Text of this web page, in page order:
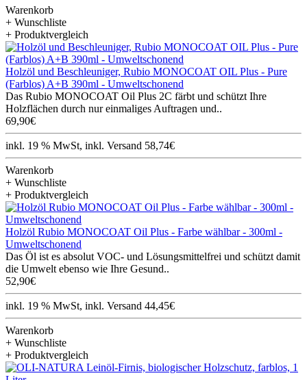
Warenkorb
+ Wunschliste
+ Produktvergleich
Holzöl und Beschleuniger, Rubio MONOCOAT OIL Plus - Pure
(Farblos) A+B 390ml - Umweltschonend
Das Rubio MONOCOAT Oil Plus 2C färbt und schützt Ihre
Holzflächen durch nur einmaliges Auftragen und..
69,90€
inkl. 19 % MwSt, inkl. Versand 58,74€
Warenkorb
+ Wunschliste
+ Produktvergleich
Holzöl Rubio MONOCOAT Oil Plus - Farbe wählbar - 300ml -
Umweltschonend
Das Öl ist es absolut VOC- und Lösungsmittelfrei und schützt damit
die Umwelt ebenso wie Ihre Gesund..
52,90€
inkl. 19 % MwSt, inkl. Versand 44,45€
Warenkorb
+ Wunschliste
+ Produktvergleich